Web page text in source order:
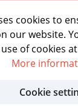
USTOMED
by
cookies to
our website.
of cookies
More
Cookie